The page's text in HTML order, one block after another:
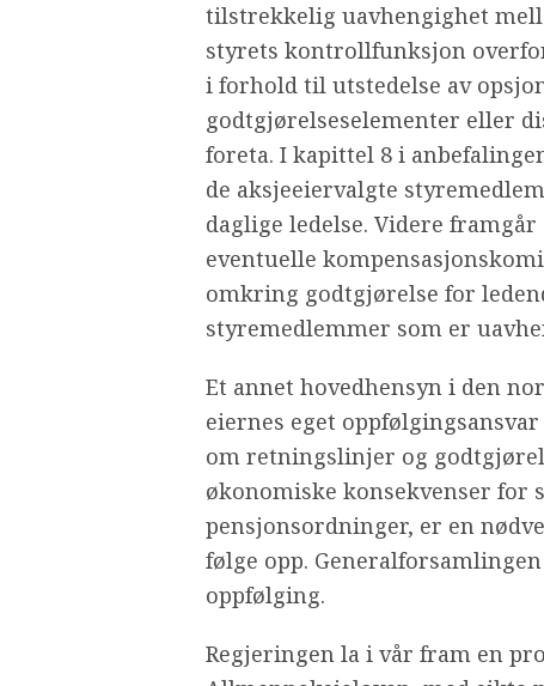
tilstrekkelig uavhengighet
styrets kontrollfunksjon
i forhold til utstedelse av
godtgjørelseselementer eller
foreta. I kapittel 8 i
de aksjeeiervalgte
daglige ledelse. Videre
eventuelle
omkring godtgjørelse for
styremedlemmer som er
Et annet hovedhensyn i den
eiernes eget
om retningslinjer og
økonomiske konsekvenser for
pensjonsordninger, er en
følge opp.
oppfølging.
Regjeringen la i vår fram en